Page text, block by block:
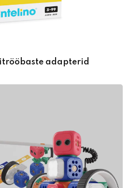
adapterid